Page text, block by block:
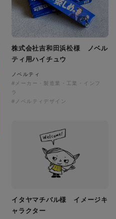
株式会社吉和田浜松様 ノベル
ティ用ハイチュウ
ノベルティ
#メーカー・製造業・工業・インフ
ラ
#ノベルティデザイン
イタヤマチバル様 イメージキ
ャラクター